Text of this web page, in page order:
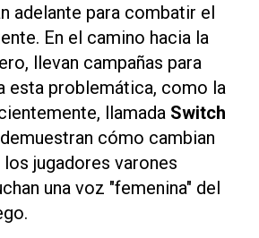
adelante para combatir el
En el camino hacia la
llevan campañas para
esta problemática, como la
llamada Switch
cómo cambian
jugadores varones
una voz "femenina" del